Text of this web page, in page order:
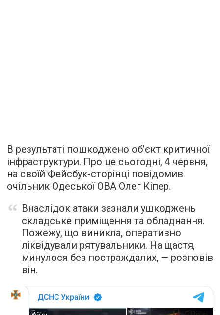
В результаті пошкоджено обʼєкт критичної
інфраструктури. Про це сьогодні, 4 червня,
на своїй Фейсбук-сторінці повідомив
очільник Одеської ОВА Олег Кіпер.
Внаслідок атаки зазнали ушкоджень
складське приміщення та обладнання.
Пожежу, що виникла, оперативно
ліквідували рятувальники. На щастя,
минулося без постраждалих, — розповів
він.